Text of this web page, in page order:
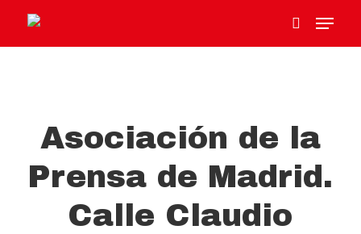
Asociación de la
Prensa de Madrid.
Calle Claudio